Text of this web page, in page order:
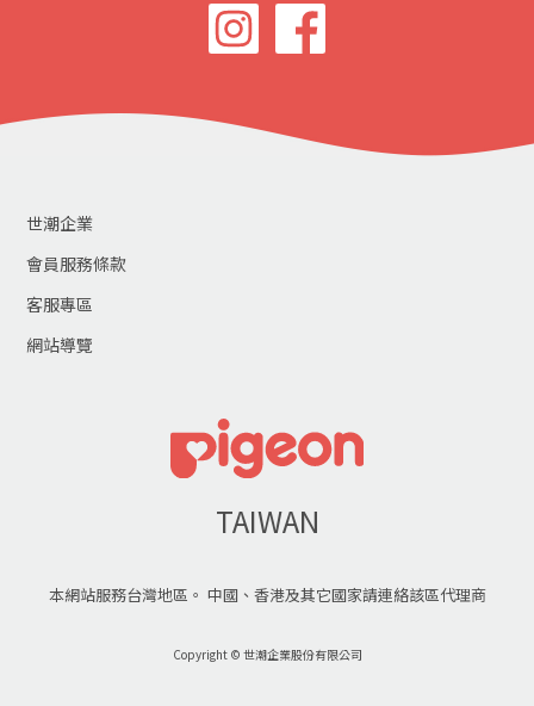
世潮企業
會員服務條款
客服專區
網站導覽
TAIWAN
本網站服務台灣地區。 中國、香港及其它國家請連絡該區代理商
Copyright © 世潮企業股份有限公司